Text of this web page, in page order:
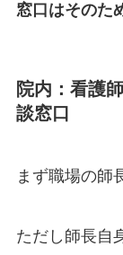
窓口はそのた
院内：看護
談窓口
まず職場の師
ただし師長自